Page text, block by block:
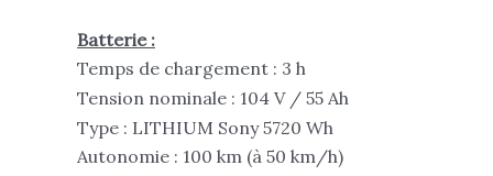
Batterie :
Temps de chargement : 3 h
Tension nominale : 104 V / 55 Ah
Type : LITHIUM Sony 5720 Wh
Autonomie : 100 km (à 50 km/h)